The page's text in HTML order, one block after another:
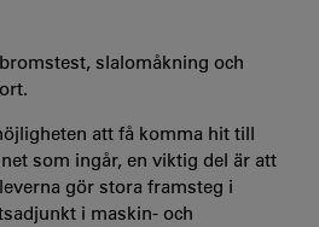
slalomåkning och
att få komma hit till
som ingår, en viktig del är att
gör stora framsteg i
i maskin- och